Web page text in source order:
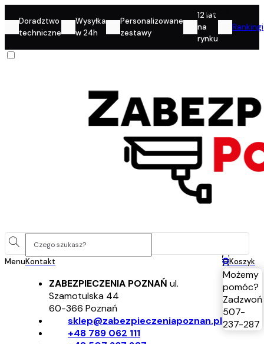
Doradztwo
techniczne
Wysyłka
w 24h
Personalizowane
zestawy
12 lat
na
rynku
Rankingi
MenuKontakt
ZABEZPIECZENIA POZNAŃ ul.
Szamotulska 44
60-366 Poznań
sklep@zabezpieczeniapoznan.pl
+48 789 062 111
Konto
0Koszyk
Możemy
pomóc?
Zadzwoń
507-
237-287